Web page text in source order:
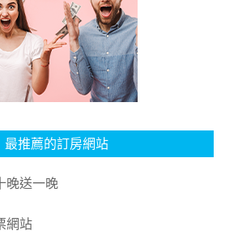
最推薦的訂房網站
晚送一晚
網站